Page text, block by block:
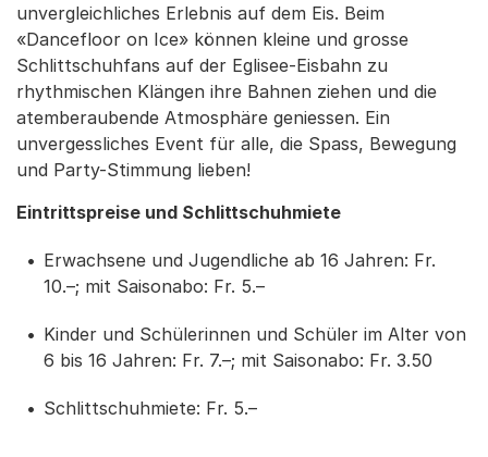
unvergleichliches Erlebnis auf dem Eis. Beim
«Dancefloor on Ice» können kleine und grosse
Schlittschuhfans auf der Eglisee-Eisbahn zu
rhythmischen Klängen ihre Bahnen ziehen und die
atemberaubende Atmosphäre geniessen. Ein
unvergessliches Event für alle, die Spass, Bewegung
und Party-Stimmung lieben!
Eintrittspreise und Schlittschuhmiete
Erwachsene und Jugendliche ab 16 Jahren: Fr.
10.–; mit Saisonabo: Fr. 5.–
Kinder und Schülerinnen und Schüler im Alter von
6 bis 16 Jahren: Fr. 7.–; mit Saisonabo: Fr. 3.50
Schlittschuhmiete: Fr. 5.–